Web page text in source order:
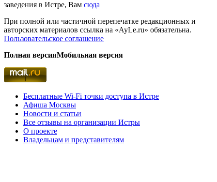
заведения в Истре, Вам сюда
При полной или частичной перепечатке редакционных и
авторских материалов ссылка на «AyLe.ru» обязательна.
Пользовательское соглашение
Полная версияМобильная версия
Бесплатные Wi-Fi точки доступа в Истре
Афиша Москвы
Новости и статьи
Все отзывы на организации Истры
О проекте
Владельцам и представителям